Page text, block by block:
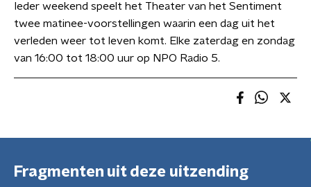
Ieder weekend speelt het Theater van het Sentiment
twee matinee-voorstellingen waarin een dag uit het
verleden weer tot leven komt. Elke zaterdag en zondag
van 16:00 tot 18:00 uur op NPO Radio 5.
Fragmenten uit deze uitzending